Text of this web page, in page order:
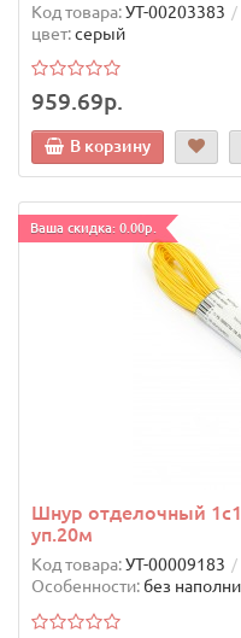
Код товара:УТ-00203383
цвет:серый
959.69р.
В корзину
Ваша скидка: 0.00р.
Шнур отделочный
уп.20м
Код товара:УТ-00009183
Особенности: без